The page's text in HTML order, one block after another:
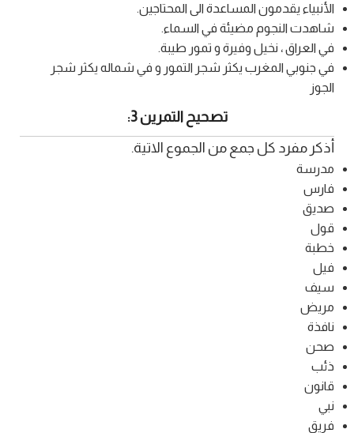
الأنبياء يقدمون المساعدة الى المحتاجين.
شاهدت النجوم مضيئة في السماء.
في العراق ، نخيل وفيرة و تمور طيبة.
في جنوبي المغرب يكثر شجر التمور و في شماله يكثر شجر
الجوز
تصحيح التمرين 3:
أذكر مفرد كل جمع من الجموع الاتية.
مدرسة
فارس
صديق
قول
خطبة
فيل
سيف
مريض
نافذة
صحن
ذئب
قانون
نبي
فريق